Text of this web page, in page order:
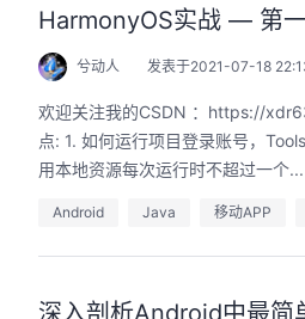
HarmonyOS实战 — 第
兮动人 发表于2021-07-18
欢迎关注我的CSDN ：https://
点: 1. 如何运行项目登录账号，
用本地资源每次运行时不超过一个...
Android Java 移动APP
深入剖析Android中最